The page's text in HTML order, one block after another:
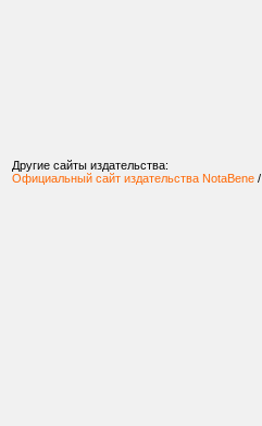
Другие сайты издательства:
Официальный сайт издательства NotaBene /